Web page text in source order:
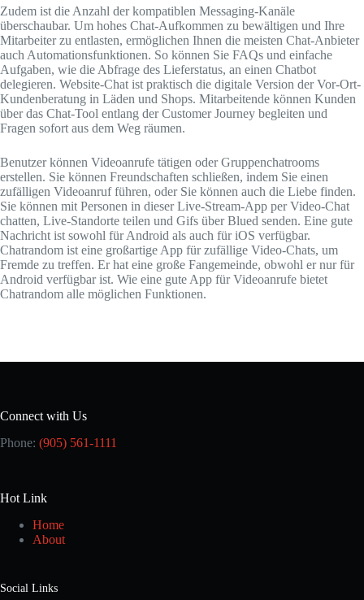
Zudem ist die Anzahl der kompatiblen Messaging-Kanäle
überschaubar. Um hohes Chat-Aufkommen zu bewältigen und Ihre
Mitarbeiter zu entlasten, ermöglichen Ihnen die meisten Chat-Anbieter
auch Automationsfunktionen. So können Sie FAQs und einfache
Aufgaben, wie die Abfrage des Lieferstatus, an einen Chatbot
delegieren. Website-Chat ist praktisch die digitale Version der Vor-Ort-
Kundenberatung in Läden und Shops. Mitarbeitende können Kunden
über das Chat-Tool entlang der Customer Journey begleiten und
Fragen sofort aus dem Weg räumen.
Benutzer können Videoanrufe tätigen oder Gruppenchatrooms
erstellen. Sie können Freundschaften schließen, indem Sie einen
zufälligen Videoanruf führen, oder Sie können auch die Liebe finden.
Sie können mit Personen in dieser Live-Stream-App per Video-Chat
chatten, Live-Standorte teilen und Gifs über Blued senden. Eine gute
Nachricht ist sowohl für Android als auch für iOS verfügbar.
Chatrandom ist eine großartige App für zufällige Video-Chats, um
Fremde zu treffen. Er hat eine große Fangemeinde, obwohl er nur für
Android verfügbar ist. Wie eine gute App für Videoanrufe bietet
Chatrandom alle möglichen Funktionen.
Connect with Us
Phone: (905) 561-1111
Hot Link
Home
About
Social Links